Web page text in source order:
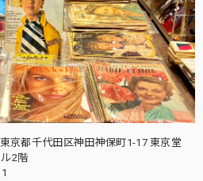
京都千代田区神田神保町1-17 東京堂
2階